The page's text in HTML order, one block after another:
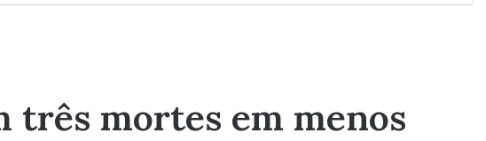
por
três mortes em menos